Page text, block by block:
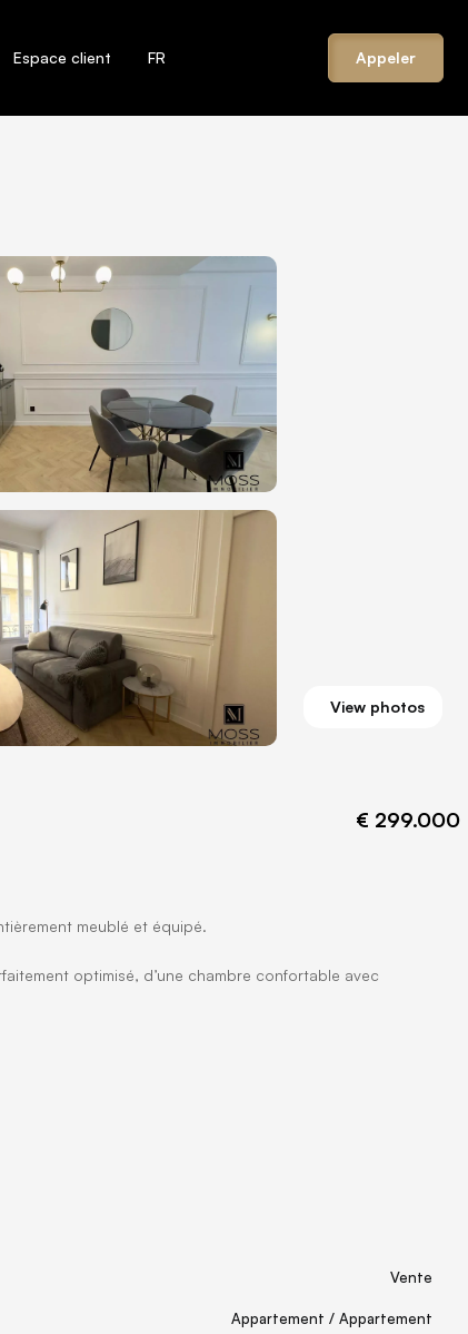
Espace client FR Appeler
View photos
€ 299.000
meublé et équipé.
optimisé, d’une chambre confortable avec
Vente
Appartement / Appartement